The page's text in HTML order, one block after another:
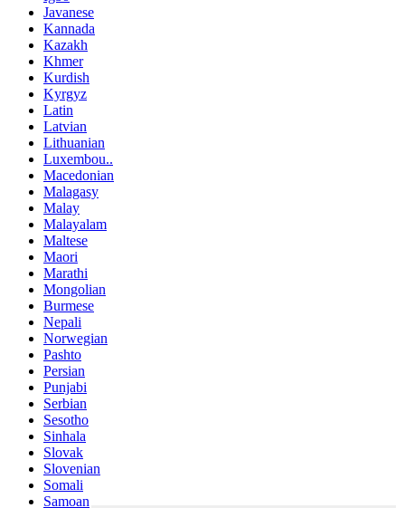
Javanese
Kannada
Kazakh
Khmer
Kurdish
Kyrgyz
Latin
Latvian
Lithuanian
Luxembou..
Macedonian
Malagasy
Malay
Malayalam
Maltese
Maori
Marathi
Mongolian
Burmese
Nepali
Norwegian
Pashto
Persian
Punjabi
Serbian
Sesotho
Sinhala
Slovak
Slovenian
Somali
Samoan